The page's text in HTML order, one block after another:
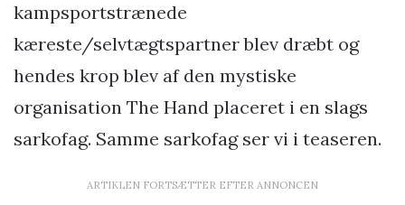
kampsportstrænede
kæreste/selvtægtspartner blev dræbt og
hendes krop blev af den mystiske
organisation The Hand placeret i en slags
sarkofag. Samme sarkofag ser vi i teaseren.
ARTIKLEN FORTSÆTTER EFTER ANNONCEN